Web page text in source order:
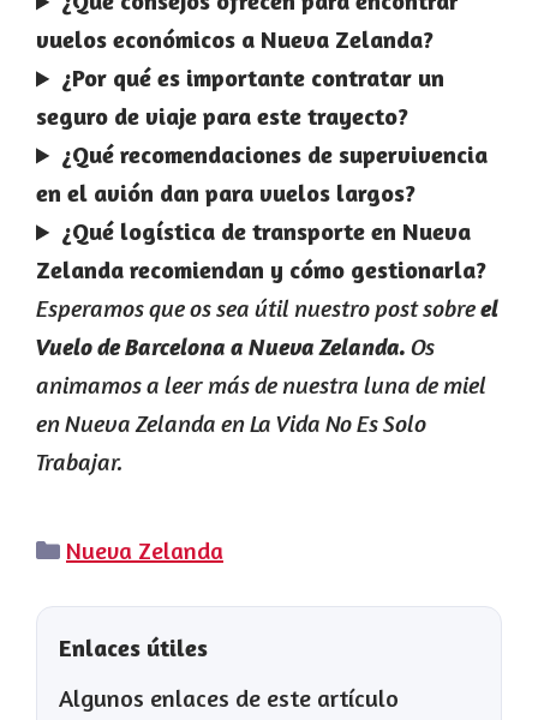
vuelos económicos a Nueva Zelanda?
¿Por qué es importante contratar un
seguro de viaje para este trayecto?
¿Qué recomendaciones de supervivencia
en el avión dan para vuelos largos?
¿Qué logística de transporte en Nueva
Zelanda recomiendan y cómo gestionarla?
Esperamos que os sea útil nuestro post sobreel
Vuelo de Barcelona a Nueva Zelanda. Os
animamos a leer más de nuestra luna de miel
en Nueva Zelanda en La Vida No Es Solo
Trabajar.
Categorías
Nueva Zelanda
Enlaces útiles
Algunos enlaces de este artículo